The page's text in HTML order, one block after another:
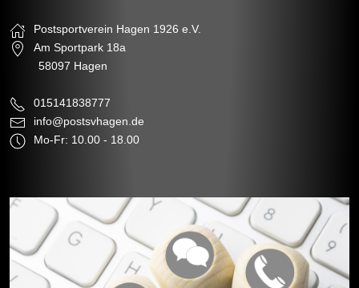
Postsportverein Hagen 1926 e.V.
Am Sportpark 18a
58097 Hagen
015141838777
info@postsvhagen.de
Mo-Fr: 10.00 - 18.00